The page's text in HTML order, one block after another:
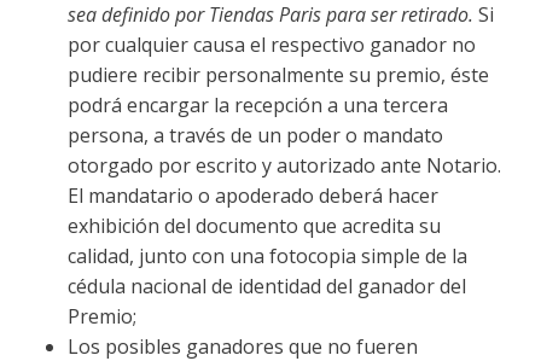
sea definido por Tiendas Paris para ser retirado. Si
por cualquier causa el respectivo ganador no
pudiere recibir personalmente su premio, éste
podrá encargar la recepción a una tercera
persona, a través de un poder o mandato
otorgado por escrito y autorizado ante Notario.
El mandatario o apoderado deberá hacer
exhibición del documento que acredita su
calidad, junto con una fotocopia simple de la
cédula nacional de identidad del ganador del
Premio;
Los posibles ganadores que no fueren